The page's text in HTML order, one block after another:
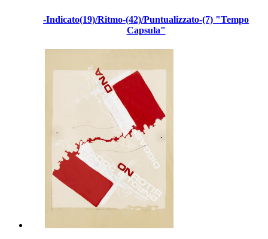
-Indicato(19)/Ritmo-(42)/Puntualizzato-(7) "Tempo
Capsula"